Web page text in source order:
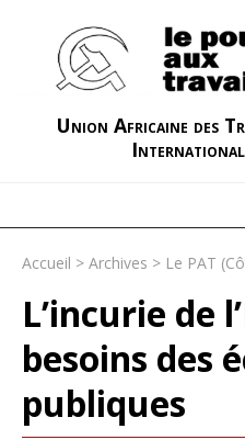
Union Africaine des
Accueil > Archives > Le PAT
L’incurie de
besoins des
publiques